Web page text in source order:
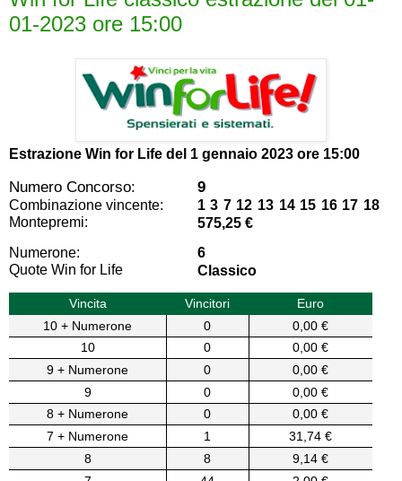
01-2023 ore 15:00
Estrazione Win for Life del 1 gennaio 2023 ore 15:00
Numero Concorso: 9
Combinazione vincente:
1 3 7 12 13 14 15 16 17 18
Montepremi:
575,25 €
Numerone:
6
Quote Win for Life
Classico
Vincita Vincitori
Euro
10 + Numerone
0
0,00 €
10
0
0,00 €
9 + Numerone
0
0,00 €
9
0
0,00 €
8 + Numerone
0
0,00 €
7 + Numerone
1
31,74 €
8
8
9,14 €